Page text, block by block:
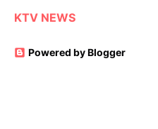
KTV NEWS
Powered by Blogger